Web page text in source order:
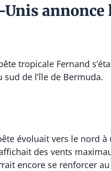
Unis annonce
tropicale Fernand
de l’île de Bermuda.
évoluait vers le nord à
des vents
encore se renforcer